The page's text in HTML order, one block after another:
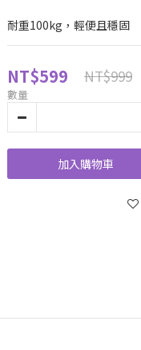
耐重100kg，輕便且穩固
NT$599 NT$999
數量
加入購物車